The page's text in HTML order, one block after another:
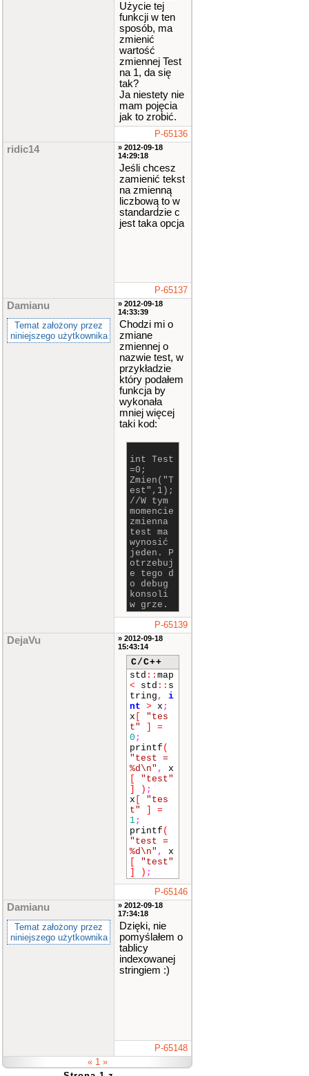
Użycie tej
funkcji w ten
sposób, ma
zmienić
wartość
zmiennej Test
na 1, da się
tak?
Ja niestety nie
mam pojęcia
jak to zrobić.
P-65136
ridic14
» 2012-09-18
14:29:18
Jeśli chcesz
zamienić tekst
na zmienną
liczbową to w
standardzie c
jest taka opcja
P-65137
Damianu
Temat założony przez
niniejszego użytkownika
» 2012-09-18
14:33:39
Chodzi mi o
zmiane
zmiennej o
nazwie test, w
przykładzie
który podałem
funkcja by
wykonała
mniej więcej
taki kod:
int Test
=0;
Zmien("T
est",1);
//W tym
momencie
zmienna
test ma
wynosić
jeden. P
otrzebuj
e tego d
o debug
konsoli
w grze.
P-65139
DejaVu
» 2012-09-18
15:43:14
C/C++
std :: map
< std :: s
tring ,
i
nt > x ;
x
"tes
t"
=
0 ;
printf (
"test =
%d\n" ,
x
"test"
) ;
x
"tes
t"
=
1;
printf (
"test =
%d\n" ,
x
"test"
) ;
P-65146
Damianu
Temat założony przez
niniejszego użytkownika
» 2012-09-18
17:34:18
Dzięki, nie
pomyślałem o
tablicy
indexowanej
stringiem :)
P-65148
« 1 »